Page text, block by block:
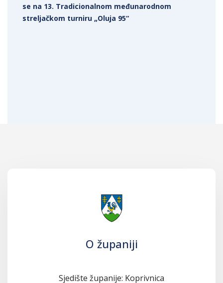
se na 13. Tradicionalnom međunarodnom
streljačkom turniru „Oluja 95“
O županiji
Sjedište županije: Koprivnica